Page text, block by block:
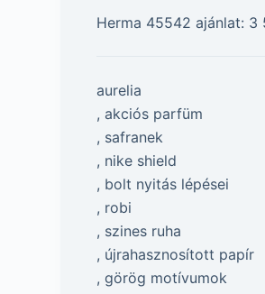
Herma 45542 ajánlat: 3
aurelia
, akciós parfüm
, safranek
, nike shield
, bolt nyitás lépései
, robi
, szines ruha
, újrahasznosított papír
, görög motívumok